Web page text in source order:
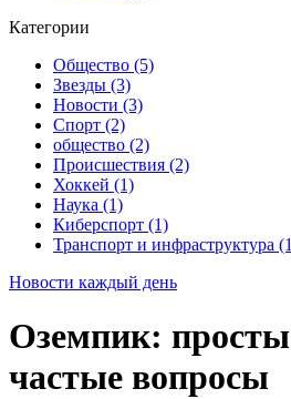
Категории
Общество (5)
Звезды (3)
Новости (3)
Спорт (2)
общество (2)
Происшествия (2)
Хоккей (1)
Наука (1)
Киберспорт (1)
Транспорт и инфраструктура
Новости каждый день
Оземпик:
частые вопросы